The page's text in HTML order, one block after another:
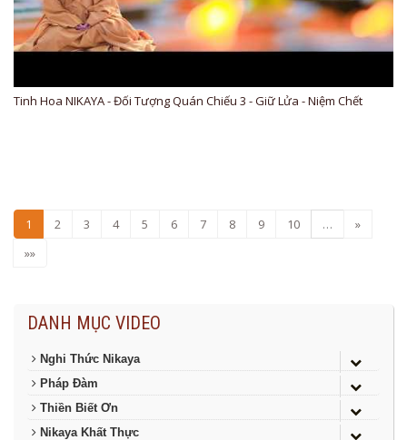
Tinh Hoa NIKAYA - Đối Tượng Quán Chiếu 3 - Giữ Lửa - Niệm Chết
1 2 3 4 5 6 7 8 9 10 …
»
»»
DANH MỤC VIDEO
Nghi Thức Nikaya
Pháp Đàm
Thiền Biết Ơn
Nikaya Khất Thực